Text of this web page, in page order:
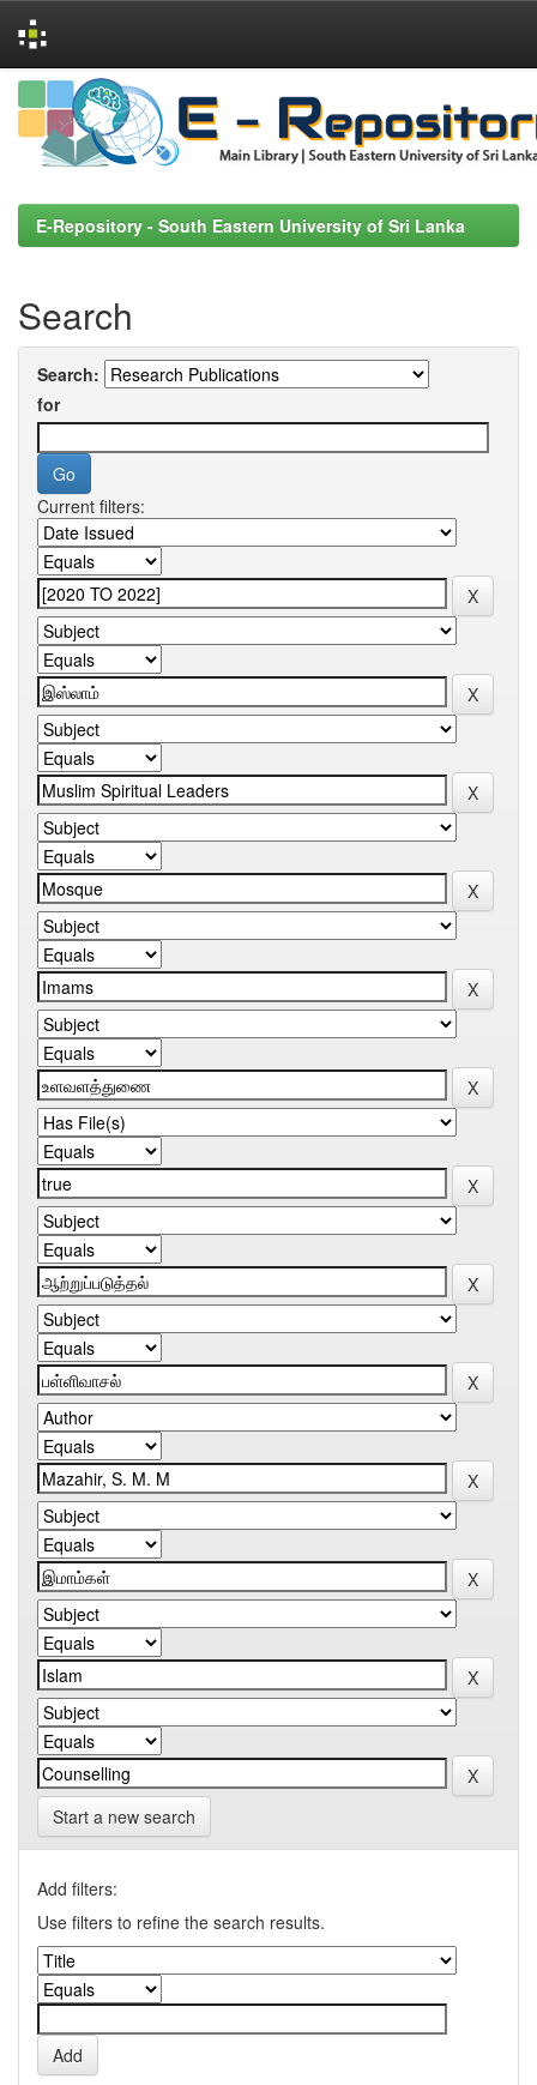
Skip
navigation
E-Repository - South Eastern University of Sri Lanka
Search
Search:
for
Current filters:
Start a new search
Add filters:
Use filters to refine the search results.